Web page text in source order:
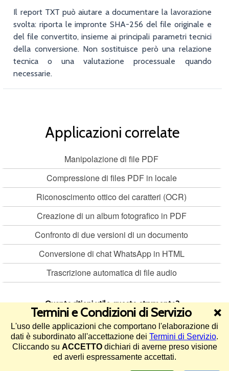
Il report TXT può aiutare a documentare la lavorazione
svolta: riporta le impronte SHA-256 del file originale e
del file convertito, insieme ai principali parametri tecnici
della conversione. Non sostituisce però una relazione
tecnica o una valutazione processuale quando
necessarie.
Applicazioni correlate
Manipolazione di file PDF
Compressione di files PDF in locale
Riconoscimento ottico dei caratteri (OCR)
Creazione di un album fotografico in PDF
Confronto di due versioni di un documento
Conversione di chat WhatsApp in HTML
Trascrizione automatica di file audio
Quanto ritieni utile questo strumento?
4.9/5 (58 voti)
©2013-2026 Diritto Pratico -Termini di Servizio e informativa sul
Termini e Condizioni di Servizio ❌
L'uso delle applicazioni che comportano l'elaborazione di
dati è subordinato all'accettazione dei Termini di Servizio.
Cliccando su ACCETTOdichiari di averne preso visione
ed averli espressamente accettati.